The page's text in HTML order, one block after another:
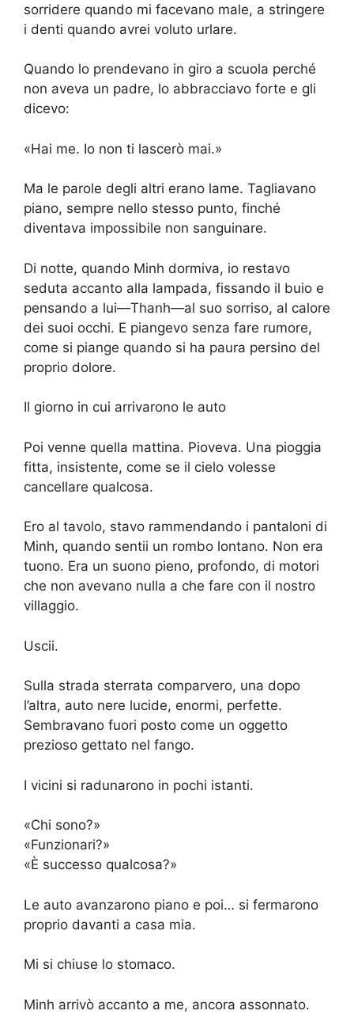
sorridere quando mi facevano male, a stringere
i denti quando avrei voluto urlare.
Quando lo prendevano in giro a scuola perché
non aveva un padre, lo abbracciavo forte e gli
dicevo:
«Hai me. Io non ti lascerò mai.»
Ma le parole degli altri erano lame. Tagliavano
piano, sempre nello stesso punto, finché
diventava impossibile non sanguinare.
Di notte, quando Minh dormiva, io restavo
seduta accanto alla lampada, fissando il buio e
pensando a lui—Thanh—al suo sorriso, al calore
dei suoi occhi. E piangevo senza fare rumore,
come si piange quando si ha paura persino del
proprio dolore.
Il giorno in cui arrivarono le auto
Poi venne quella mattina. Pioveva. Una pioggia
fitta, insistente, come se il cielo volesse
cancellare qualcosa.
Ero al tavolo, stavo rammendando i pantaloni di
Minh, quando sentii un rombo lontano. Non era
tuono. Era un suono pieno, profondo, di motori
che non avevano nulla a che fare con il nostro
villaggio.
Uscii.
Sulla strada sterrata comparvero, una dopo
l’altra, auto nere lucide, enormi, perfette.
Sembravano fuori posto come un oggetto
prezioso gettato nel fango.
I vicini si radunarono in pochi istanti.
«Chi sono?»
«Funzionari?»
«È successo qualcosa?»
Le auto avanzarono piano e poi… si fermarono
proprio davanti a casa mia.
Mi si chiuse lo stomaco.
Minh arrivò accanto a me, ancora assonnato.